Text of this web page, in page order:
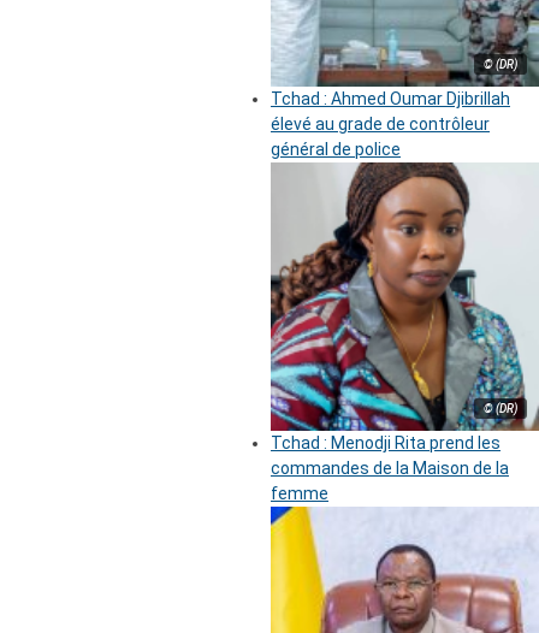
© (DR)
Tchad : Ahmed Oumar Djibrillah
élevé au grade de contrôleur
général de police
© (DR)
Tchad : Menodji Rita prend les
commandes de la Maison de la
femme